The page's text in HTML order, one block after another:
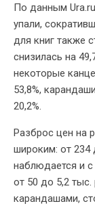
По данным
упали,
для книг также
снизилась на
некоторые
53,8%,
20,2%.
Разброс цен на
широким: от 234
наблюдается и
от 50 до 5,2
карандашами,